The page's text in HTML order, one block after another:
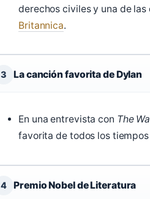
derechos civiles y una de
Britannica.
3 La canción favorita de Dylan
En una entrevista con The
favorita de todos los tiempos
4 Premio Nobel de Literatura